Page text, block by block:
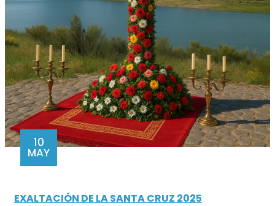
10
MAY
EXALTACIÓN DE LA SANTA CRUZ 2025